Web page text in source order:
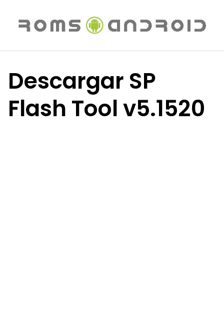
contenido
Descargar SP
Flash Tool v5.1520